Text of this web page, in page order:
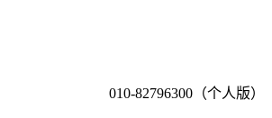
010-82796300（个人版）